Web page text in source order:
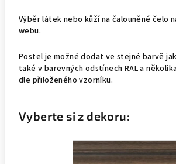
Výběr látek nebo kůží na čalouněné čelo
webu.
Postel je možné dodat ve stejné barvě
také v barevných odstínech RAL a
dle přiloženého vzorníku.
Vyberte si z dekoru: